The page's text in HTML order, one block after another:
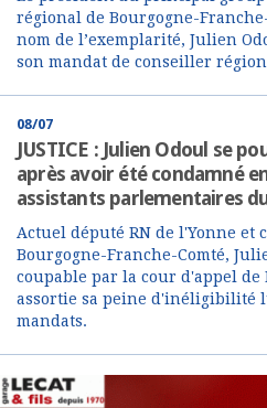
régional de Bourgogne-
nom de l’exemplarité, Julien
son mandat de conseiller
08/07
JUSTICE : Julien Odoul se
après avoir été condamné
assistants parlementaires
Actuel député RN de l'Yonne et
Bourgogne-Franche-Comté,
coupable par la cour d'appel de
assortie sa peine d'inéligibilité
mandats.